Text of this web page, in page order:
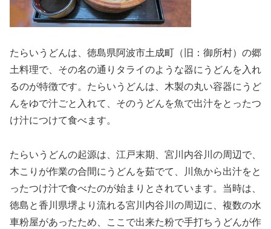
たらいうどんは、徳島県阿波市土成町（旧：御所村）の郷
土料理で、その名の通りタライのような器にうどんを入れ
るのが特徴です。たらいうどんは、木製の丸い容器にうど
んをゆで汁ごと入れて、そのうどんを魚で出汁をとったつ
け汁につけて食べます。
たらいうどんの起源は、江戸末期、宮川内谷川の周辺で、
木こりが作業の合間にうどんを茹でて、川魚から出汁をと
ったつけ汁で食べたのが始まりとされています。当時は、
徳島と香川県堺より流れる宮川内谷川の周辺に、複数の水
車粉屋があったため、ここで出来た粉で手打ちうどんが作